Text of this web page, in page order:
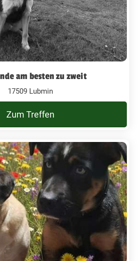
am besten zu zweit
17509 Lubmin
Zum Treffen